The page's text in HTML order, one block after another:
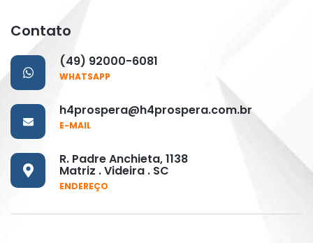
Contato
(49) 92000-6081
WHATSAPP
h4prospera@h4prospera.com.br
E-MAIL
R. Padre Anchieta, 1138
Matriz . Videira . SC
ENDEREÇO